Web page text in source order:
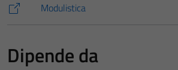
Modulistica
Dipende da